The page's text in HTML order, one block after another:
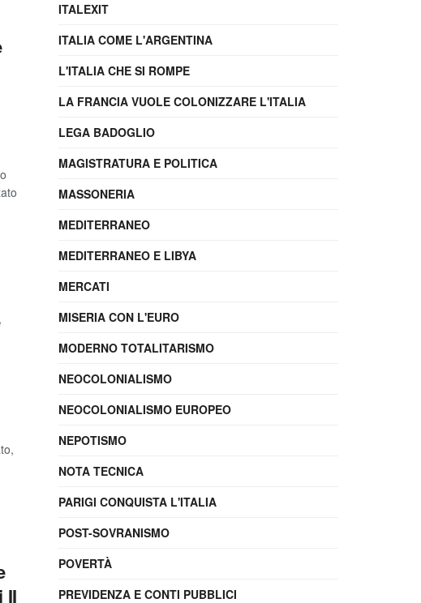
II
ITALEXIT
ITALIA COME L'ARGENTINA
L'ITALIA CHE SI ROMPE
LA FRANCIA VUOLE COLONIZZARE L'ITALIA
LEGA BADOGLIO
MAGISTRATURA E POLITICA
MASSONERIA
MEDITERRANEO
MEDITERRANEO E LIBYA
MERCATI
MISERIA CON L'EURO
MODERNO TOTALITARISMO
NEOCOLONIALISMO
NEOCOLONIALISMO EUROPEO
NEPOTISMO
NOTA TECNICA
PARIGI CONQUISTA L'ITALIA
POST-SOVRANISMO
POVERTÀ
PREVIDENZA E CONTI PUBBLICI